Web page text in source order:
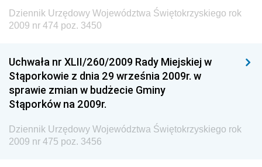
Dziennik Urzędowy Ministra Transportu, Budownictwa
i Gospodarki Morskiej
Dziennik Urzędowy Ministra Spraw Zagranicznych
Dziennik Urzędowy Centralnego Biura
Antykorupcyjnego
Wewnętrznego
Dziennik Urzędowy Urzędu Patentowego
Dziennik Urzędowy Województwa Świętokrzyskiego rok
2009 nr 474 poz. 3450
Uchwała nr XLII/260/2009 Rady Miejskiej w
Stąporkowie z dnia 29 września 2009r. w
sprawie zmian w budżecie Gminy
Stąporków na 2009r.
Dziennik Urzędowy Województwa Świętokrzyskiego rok
2009 nr 475 poz. 3456